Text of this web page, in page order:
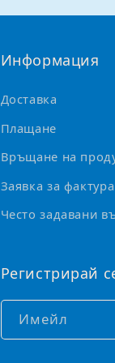
е
о
е
д
а
е
с
и
Информация
Доставка
Плащане
Връщане на
Заявка за фактура
Често задавани
Регистрирай
Имейл